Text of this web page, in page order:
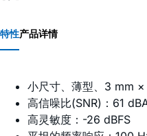
特性产品详情
小尺寸、薄型、3 mm
高信噪比(SNR)：61
高灵敏度：-26 dBFS